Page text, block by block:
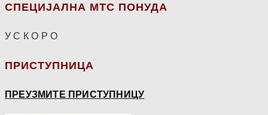
СПЕЦИЈАЛНА МТС ПОНУДА
У С К О Р О
ПРИСТУПНИЦА
ПРЕУЗМИТЕ ПРИСТУПНИЦУ